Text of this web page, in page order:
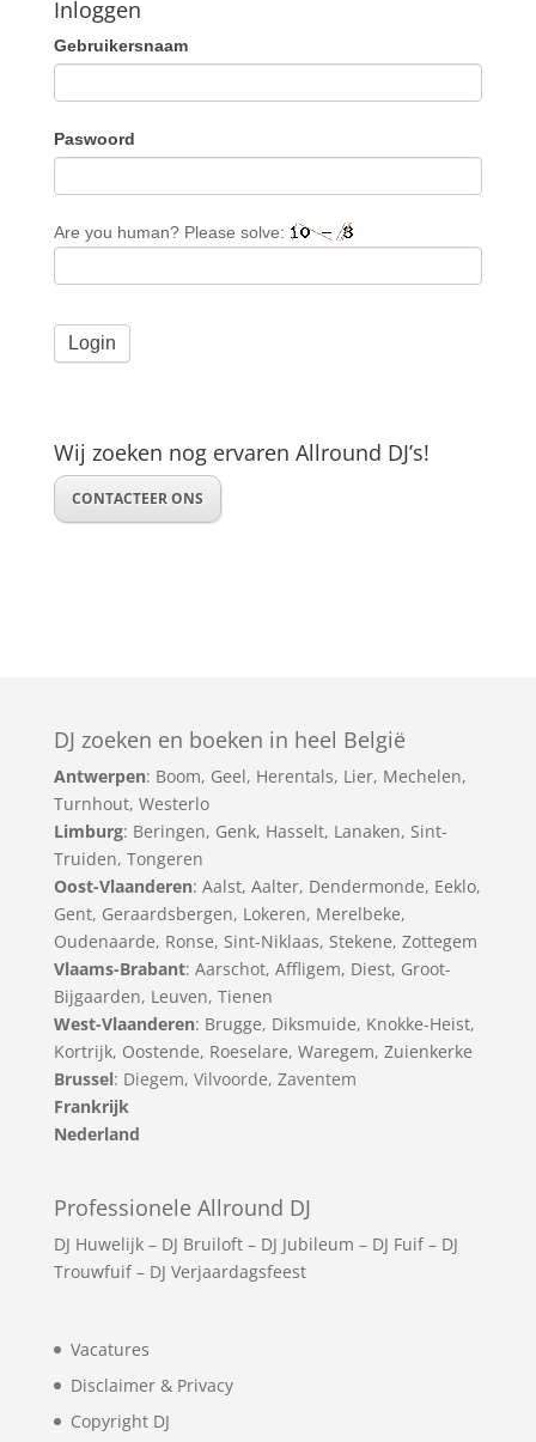
Inloggen
Gebruikersnaam
Paswoord
Are you human? Please solve:
Wij zoeken nog ervaren Allround DJ’s!
CONTACTEER ONS
DJ zoeken en boeken in heel België
Antwerpen: Boom, Geel, Herentals, Lier, Mechelen,
Turnhout, Westerlo
Limburg: Beringen, Genk, Hasselt, Lanaken, Sint-
Truiden, Tongeren
Oost-Vlaanderen: Aalst, Aalter, Dendermonde, Eeklo,
Gent, Geraardsbergen, Lokeren, Merelbeke,
Oudenaarde, Ronse, Sint-Niklaas, Stekene, Zottegem
Vlaams-Brabant: Aarschot, Affligem, Diest, Groot-
Bijgaarden, Leuven, Tienen
West-Vlaanderen: Brugge, Diksmuide, Knokke-Heist,
Kortrijk, Oostende, Roeselare, Waregem, Zuienkerke
Brussel: Diegem, Vilvoorde, Zaventem
Frankrijk
Nederland
Professionele Allround DJ
DJ Huwelijk– DJ Bruiloft– DJ Jubileum – DJ Fuif– DJ
Trouwfuif– DJ Verjaardagsfeest
Vacatures
Disclaimer & Privacy
Copyright DJ